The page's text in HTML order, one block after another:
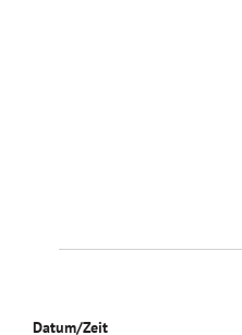
Datum/Zeit